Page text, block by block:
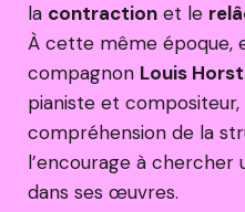
la contraction et le
À cette même époque,
compagnon Louis Horst
pianiste et compositeur,
compréhension de la
l’encourage à chercher
dans ses œuvres.